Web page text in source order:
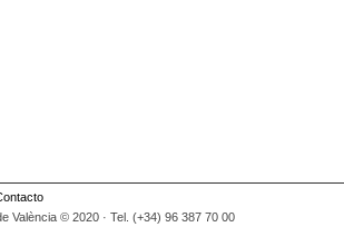
València © 2020 · Tel. (+34) 96 387 70 00